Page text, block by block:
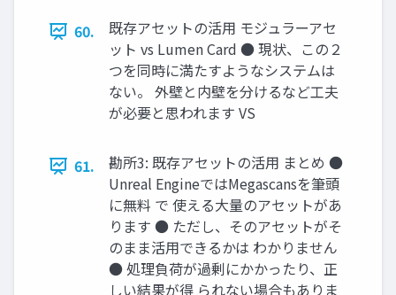
60.
既存アセットの活用 モジュラーアセ
ット vs Lumen Card ● 現状、この２
つを同時に満たすようなシステムは
ない。 外壁と内壁を分けるなど工夫
が必要と思われます VS
61.
勘所3: 既存アセットの活用 まとめ ●
Unreal EngineではMegascansを筆頭
に無料 で 使える大量のアセットがあ
ります ● ただし、そのアセットがそ
のまま活用できるかは わかりません
● 処理負荷が過剰にかかったり、正
しい結果が得 られない場合もありま